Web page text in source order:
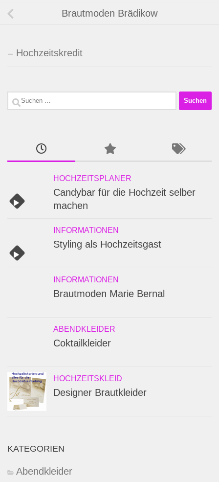
Brautmoden Brädikow
Hochzeitskredit
Suchen
HOCHZEITSPLANER
Candybar für die Hochzeit selber
machen
INFORMATIONEN
Styling als Hochzeitsgast
INFORMATIONEN
Brautmoden Marie Bernal
ABENDKLEIDER
Coktailkleider
HOCHZEITSKLEID
Designer Brautkleider
KATEGORIEN
Abendkleider